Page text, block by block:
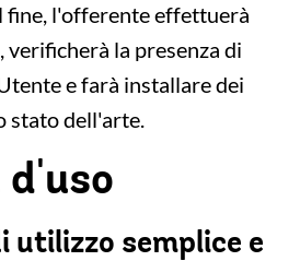
fine, l'offerente effettuerà
la presenza di
e farà installare dei
stato dell'arte.
utilizzo semplice e